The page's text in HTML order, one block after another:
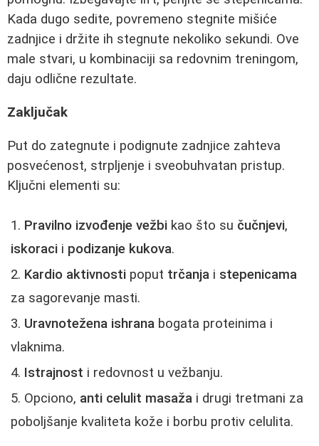
Kada dugo sedite, povremeno stegnite mišiće
zadnjice i držite ih stegnute nekoliko sekundi. Ove
male stvari, u kombinaciji sa redovnim treningom,
daju odlične rezultate.
Zaključak
Put do zategnute i podignute zadnjice zahteva
posvećenost, strpljenje i sveobuhvatan pristup.
Ključni elementi su:
Pravilno izvođenje vežbi kao što su čučnjevi,
iskoraci i podizanje kukova.
Kardio aktivnosti poput trčanja i stepenicama
za sagorevanje masti.
Uravnotežena ishrana bogata proteinima i
vlaknima.
Istrajnost i redovnost u vežbanju.
Opciono, anti celulit masaža i drugi tretmani za
poboljšanje kvaliteta kože i borbu protiv celulita.